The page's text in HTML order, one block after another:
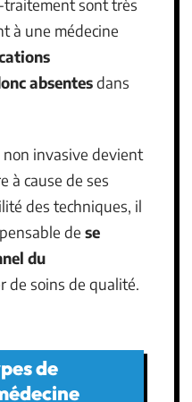
sont très
à une médecine
absentesdans
invasive devient
à cause de ses
des techniques, il
de se
du
de soins de qualité.
de